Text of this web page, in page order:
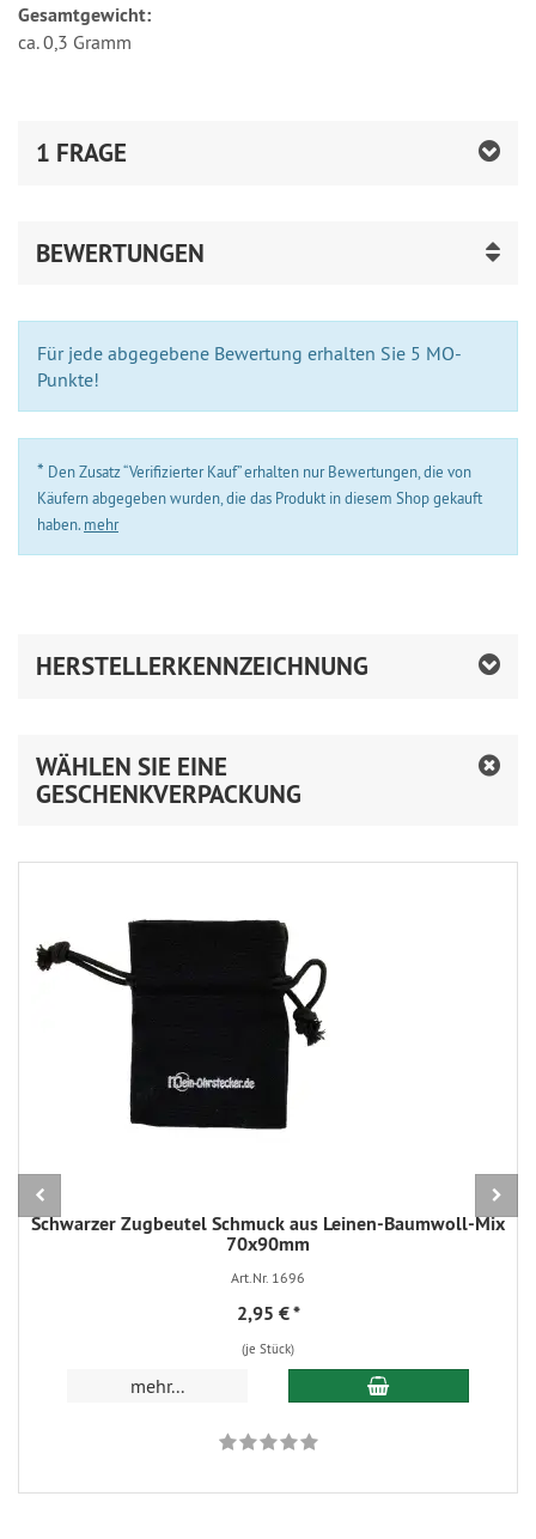
Gesamtgewicht:
ca. 0,3 Gramm
1 FRAGE
BEWERTUNGEN
Für jede abgegebene Bewertung erhalten Sie 5 MO-
Punkte!
* Den Zusatz “Verifizierter Kauf” erhalten nur Bewertungen, die von
Käufern abgegeben wurden, die das Produkt in diesem Shop gekauft
haben. mehr
HERSTELLERKENNZEICHNUNG
WÄHLEN SIE EINE
GESCHENKVERPACKUNG
Schwarzer Zugbeutel Schmuck aus Leinen-Baumwoll-Mix
70x90mm
Art.Nr. 1696
2,95 €*
(je Stück)
mehr... In den Warenkorb